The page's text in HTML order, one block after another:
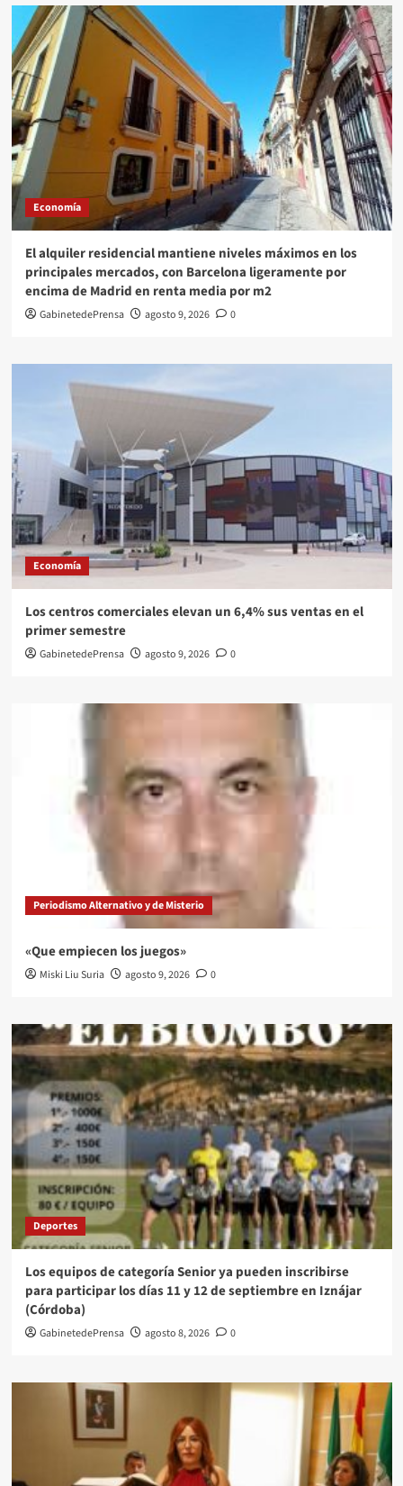
Economía
El alquiler residencial mantiene niveles máximos en los
principales mercados, con Barcelona ligeramente por
encima de Madrid en renta media por m2
GabinetedePrensa agosto 9, 2026 0
Economía
Los centros comerciales elevan un 6,4% sus ventas en el
primer semestre
GabinetedePrensa agosto 9, 2026 0
Periodismo Alternativo y de Misterio
«Que empiecen los juegos»
Miski Liu Suria agosto 9, 2026 0
Deportes
Los equipos de categoría Senior ya pueden inscribirse
para participar los días 11 y 12 de septiembre en Iznájar
(Córdoba)
GabinetedePrensa agosto 8, 2026 0